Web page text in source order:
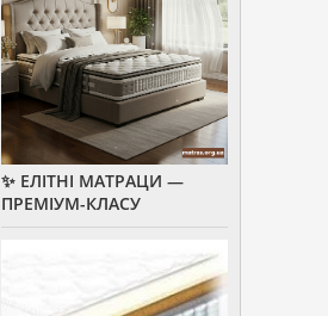
✨ ЕЛІТНІ МАТРАЦИ —
ПРЕМІУМ-КЛАСУ